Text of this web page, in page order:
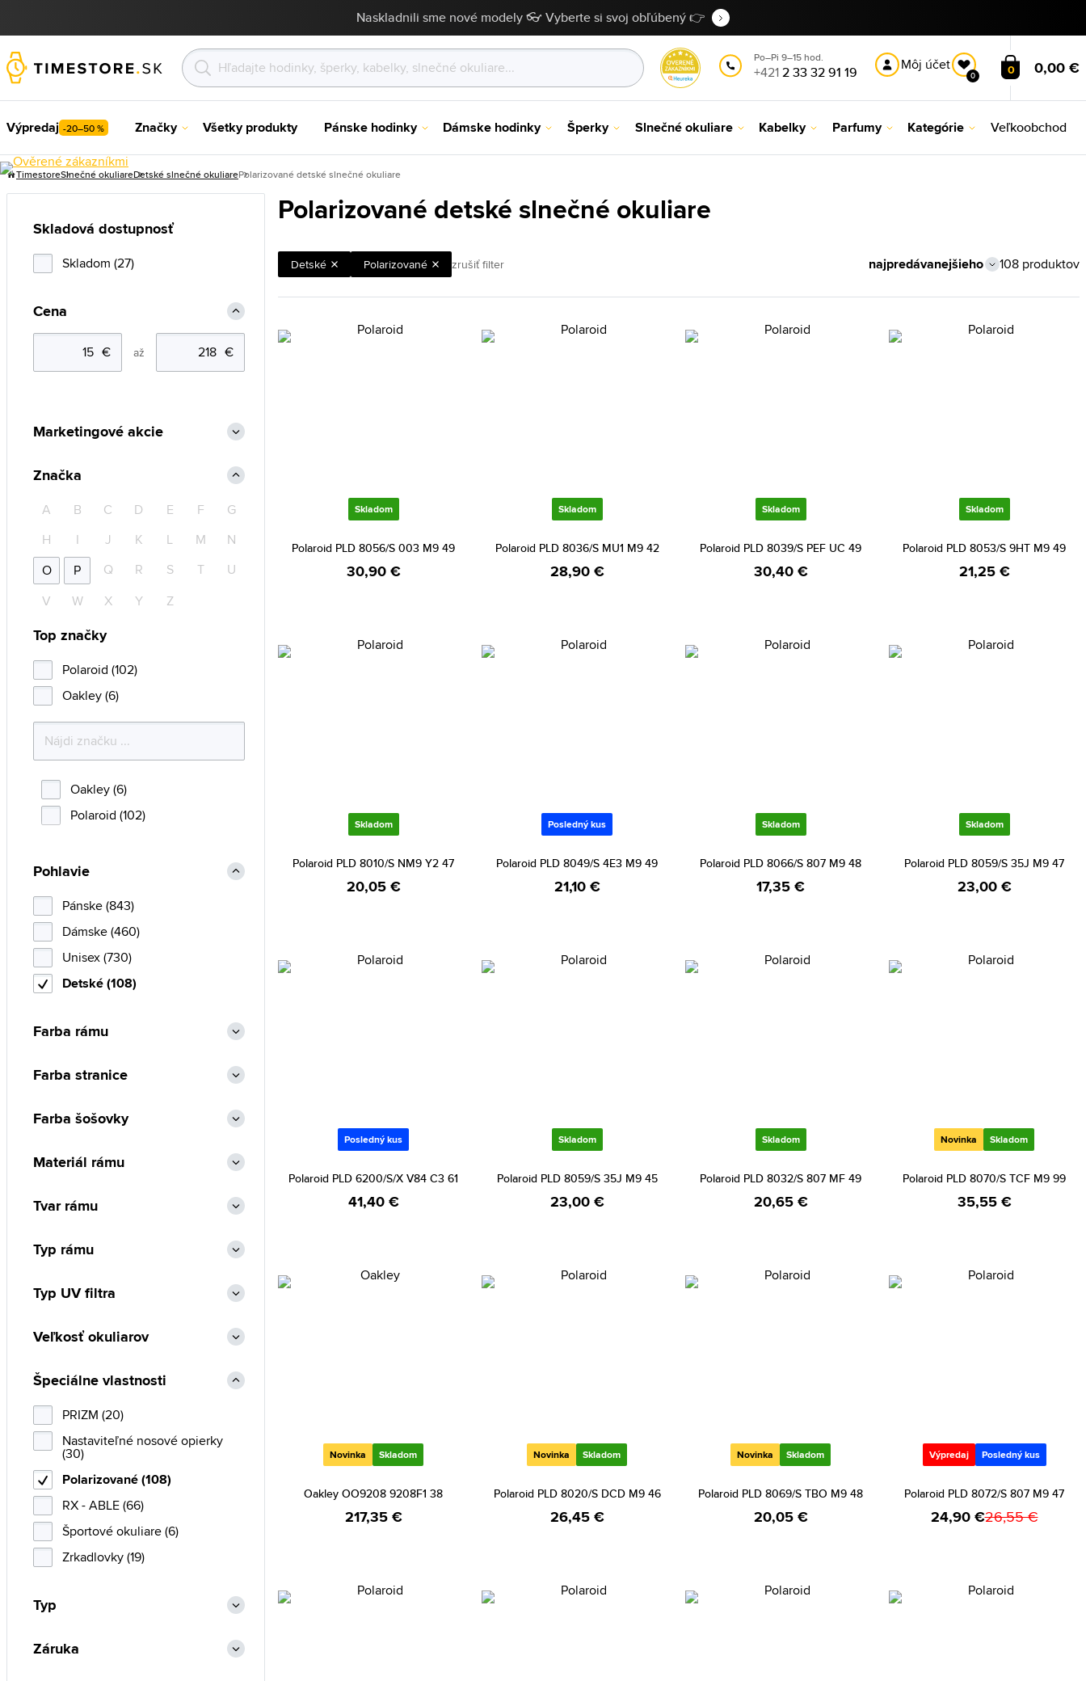
Naskladnili sme nové modely 👓 Vyberte si svoj obľúbený 👉
Po–Pi 9–15 hod.
+4212 33 32 91 19 Môj účet
0 0 0,00 €
Výpredaj -20–50 % Značky Všetky produkty Pánske hodinky Dámske hodinky Šperky Slnečné okuliare Kabelky Parfumy Kategórie Veľkoobchod
TimestoreSlnečné okuliareDetské slnečné okuliarePolarizované detské slnečné okuliare
Polarizované detské slnečné okuliare
Detské Polarizované zrušiť filter 108 produktov
Skladom
Polaroid PLD 8056/S 003 M9 49
30,90 €
Skladom
Polaroid PLD 8036/S MU1 M9 42
28,90 €
Skladom
Polaroid PLD 8039/S PEF UC 49
30,40 €
Skladom
Polaroid PLD 8053/S 9HT M9 49
21,25 €
Skladom
Polaroid PLD 8010/S NM9 Y2 47
20,05 €
Posledný kus
Polaroid PLD 8049/S 4E3 M9 49
21,10 €
Skladom
Polaroid PLD 8066/S 807 M9 48
17,35 €
Skladom
Polaroid PLD 8059/S 35J M9 47
23,00 €
Posledný kus
Polaroid PLD 6200/S/X V84 C3 61
41,40 €
Skladom
Polaroid PLD 8059/S 35J M9 45
23,00 €
Skladom
Polaroid PLD 8032/S 807 MF 49
20,65 €
Novinka Skladom
Polaroid PLD 8070/S TCF M9 99
35,55 €
Novinka Skladom
Oakley OO9208 9208F1 38
217,35 €
Novinka Skladom
Polaroid PLD 8020/S DCD M9 46
26,45 €
Novinka Skladom
Polaroid PLD 8069/S TBO M9 48
20,05 €
Výpredaj Posledný kus
Polaroid PLD 8072/S 807 M9 47
24,90 €26,55 €
Skladová dostupnosť
Skladom (27)
Cena
až
Marketingové akcie
Značka
A B C D E F
G
H
I J K L M
N
O
P Q R S T
U
V
W X Y Z
Top značky
Polaroid (102)
Oakley (6)
Oakley (6)
Polaroid (102)
Pohlavie
Pánske (843)
Dámske (460)
Unisex (730)
Detské (108)
Farba rámu
Farba stranice
Farba šošovky
Materiál rámu
Tvar rámu
Typ rámu
Typ UV filtra
Veľkosť okuliarov
Špeciálne vlastnosti
PRIZM (20)
Nastaviteľné nosové opierky
(30)
Polarizované (108)
RX - ABLE (66)
Športové okuliare (6)
Zrkadlovky (19)
Typ
Záruka